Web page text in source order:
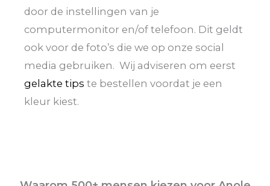
door de instellingen van je
computermonitor en/of telefoon. Dit geldt
ook voor de foto’s die we op onze social
media gebruiken. Wij adviseren om eerst
gelakte tips te bestellen voordat je een
kleur kiest.